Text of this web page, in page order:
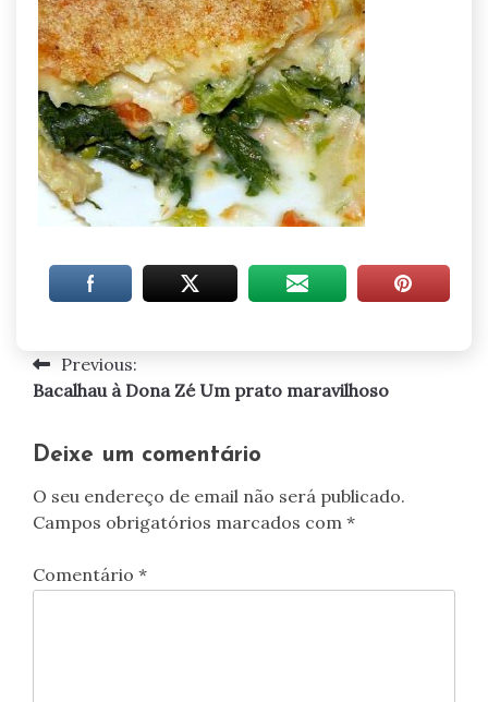
Navegação
artigos
Previous:
Bacalhau à Dona Zé Um prato maravilhoso
Deixe um comentário
O seu endereço de email não será publicado.
Campos obrigatórios marcados com *
Comentário *